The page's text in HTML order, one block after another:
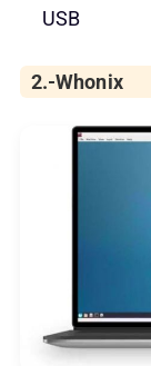
USB
2.-Whonix